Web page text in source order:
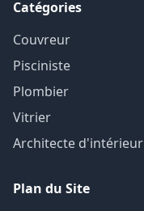
Catégories
Couvreur
Pisciniste
Plombier
Vitrier
Architecte d'intérieur
Plan du Site